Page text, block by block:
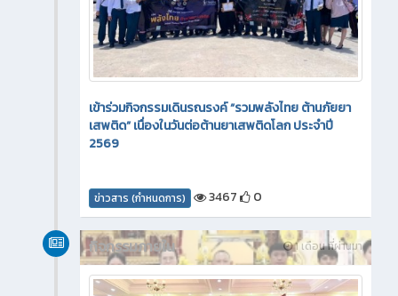
เข้าร่วมกิจกรรมเดินรณรงค์ “รวมพลังไทย ต้านภัยยา
เสพติด” เนื่องในวันต่อต้านยาเสพติดโลก ประจำปี
2569
ข่าวสาร (กำหนดการ) 3467 0
1 เดือน ที่ผ่านมา
กิจกรรมภายใน